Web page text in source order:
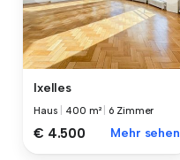
Ixelles
Haus 400 m² 6 Zimmer
€ 4.500 Mehr sehen